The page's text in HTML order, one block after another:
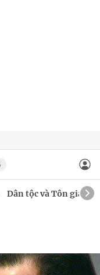
Dân tộc và Tôn giáo